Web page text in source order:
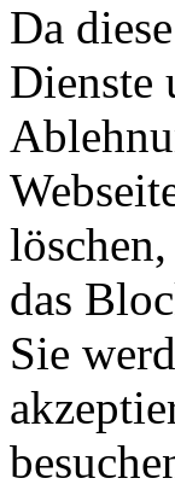
Da
Dienste
das
Sie